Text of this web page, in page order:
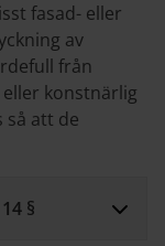
fasad- eller
av
från
konstnärlig
så att de
§